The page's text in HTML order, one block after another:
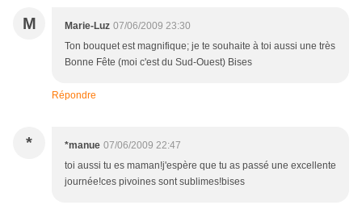
M Marie-Luz 07/06/2009 23:30
Ton bouquet est magnifique; je te souhaite à toi aussi une très
Bonne Fête (moi c'est du Sud-Ouest) Bises
Répondre
* *manue 07/06/2009 22:47
toi aussi tu es maman!j'espère que tu as passé une excellente
journée!ces pivoines sont sublimes!bises